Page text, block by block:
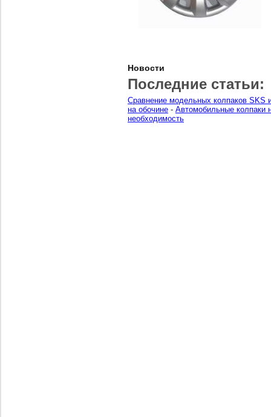
Новости
Последние статьи:
Сравнение модельных колпаков SKS
на обочине - Автомобильные колпаки
необходимость